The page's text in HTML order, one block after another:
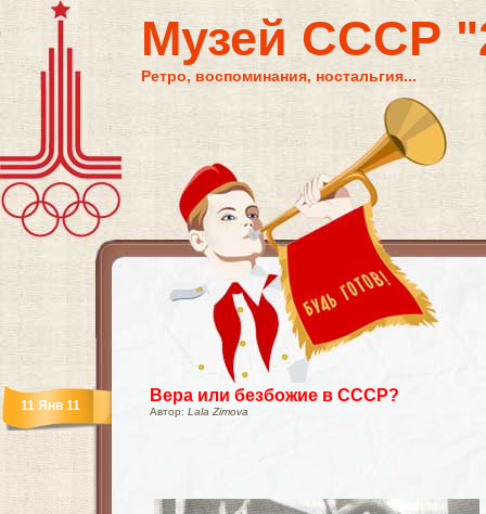
Музей СССР
Ретро, воспоминания, ностальгия...
Вера или безбожие в СССР?
Автор: Lala Zimova
11 Янв 11